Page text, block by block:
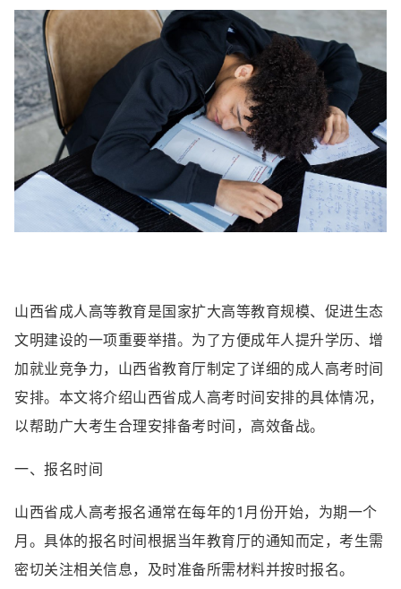
山西省成人高等教育是国家扩大高等教育规模、促进生态
文明建设的一项重要举措。为了方便成年人提升学历、增
加就业竞争力，山西省教育厅制定了详细的成人高考时间
安排。本文将介绍山西省成人高考时间安排的具体情况，
以帮助广大考生合理安排备考时间，高效备战。
一、报名时间
山西省成人高考报名通常在每年的1月份开始，为期一个
月。具体的报名时间根据当年教育厅的通知而定，考生需
密切关注相关信息，及时准备所需材料并按时报名。